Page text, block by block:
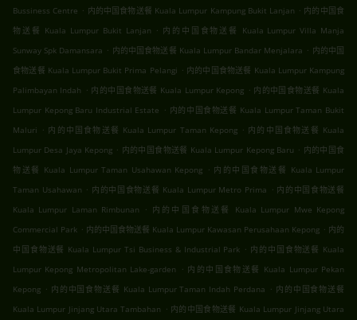
Bussiness Centre . 内的中国食物送餐 Kuala Lumpur Kampung Bukit Lanjan . 内的中国食
物送餐 Kuala Lumpur Bukit Lanjan . 内的中国食物送餐 Kuala Lumpur Villa Manja
Sunway Spk Damansara . 内的中国食物送餐 Kuala Lumpur Bandar Menjalara . 内的中国
食物送餐 Kuala Lumpur Bukit Prima Pelangi . 内的中国食物送餐 Kuala Lumpur Kampung
Palimbayan Indah . 内的中国食物送餐 Kuala Lumpur Kepong . 内的中国食物送餐 Kuala
Lumpur Kepong Baru Industrial Estate . 内的中国食物送餐 Kuala Lumpur Taman Bukit
Maluri . 内的中国食物送餐 Kuala Lumpur Taman Kepong . 内的中国食物送餐 Kuala
Lumpur Desa Jaya Kepong . 内的中国食物送餐 Kuala Lumpur Kepong Baru . 内的中国食
物送餐 Kuala Lumpur Taman Usahawan Kepong . 内的中国食物送餐 Kuala Lumpur
Taman Usahawan . 内的中国食物送餐 Kuala Lumpur Metro Prima . 内的中国食物送餐
Kuala Lumpur Laman Rimbunan
. 内的中国食物送餐 Kuala Lumpur Mwe Kepong
Commercial Park . 内的中国食物送餐 Kuala Lumpur Kawasan Perusahaan Kepong . 内的
中国食物送餐 Kuala Lumpur Tsi Business & Industrial Park . 内的中国食物送餐 Kuala
Lumpur Kepong Metropolitan Lake-garden
. 内的中国食物送餐 Kuala Lumpur Pekan
Kepong . 内的中国食物送餐 Kuala Lumpur Taman Indah Perdana . 内的中国食物送餐
Kuala Lumpur Jinjang Utara Tambahan . 内的中国食物送餐 Kuala Lumpur Jinjang Utara